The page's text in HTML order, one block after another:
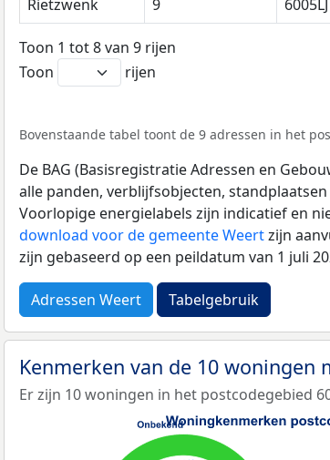
Rietzwenk
9 6005LJ
Toon 1 tot 8 van 9 rijen
Toon
rijen
Bovenstaande tabel toont de 9 adressen in het
De BAG (Basisregistratie Adressen en
alle panden, verblijfsobjecten,
Voorlopige energielabels zijn indicatief en
download voor de gemeente Weertzijn
zijn gebaseerd op een peildatum van 1 juli
Adressen Weert Tabelgebruik
Kenmerken van de 10 woningen
Er zijn 10 woningen in het postcodegebied